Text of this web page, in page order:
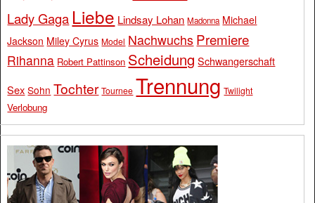
Lady Gaga Liebe Lindsay Lohan Madonna Michael
Jackson Miley Cyrus Model Nachwuchs Premiere
Rihanna Robert Pattinson Scheidung Schwangerschaft
Sex Sohn Tochter Tournee Trennung Twilight
Verlobung